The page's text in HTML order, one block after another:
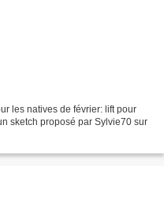
les natives de février: lift pour
sketch proposé par Sylvie70 sur